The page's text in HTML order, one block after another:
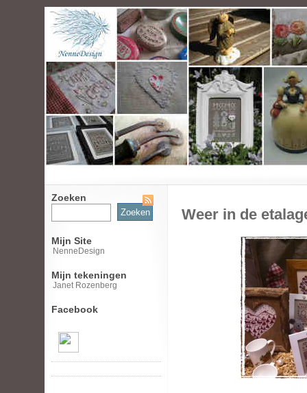
Zoeken
Zoeken
naar:
Mijn Site
NenneDesign
Mijn tekeningen
Janet Rozenberg
Facebook
Weer in de